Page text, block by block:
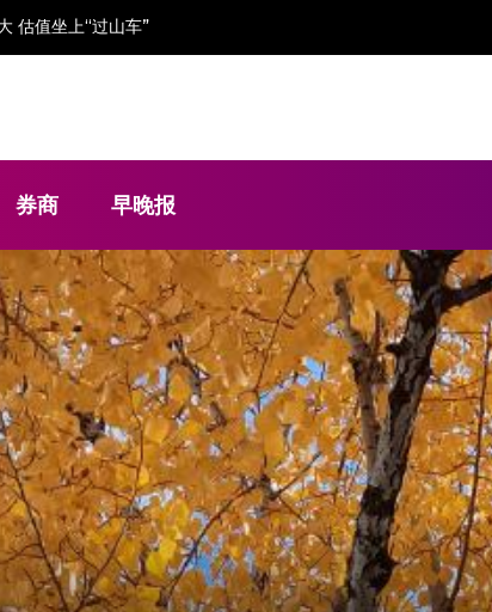
估值坐上“过山车”
券商 早晚报